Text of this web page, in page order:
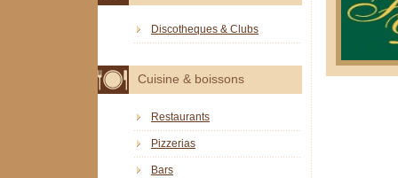
Discotheques & Clubs
Cuisine & boissons
Restaurants
Pizzerias
Bars